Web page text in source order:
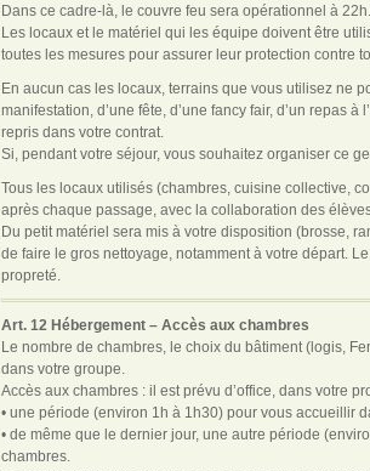
Dans ce cadre-là, le couvre feu sera opérationnel à 22h.
Les locaux et le matériel qui les équipe doivent être
toutes les mesures pour assurer leur protection contre
En aucun cas les locaux, terrains que vous utilisez ne
manifestation, d’une fête, d’une fancy fair, d’un repas
repris dans votre contrat.
Si, pendant votre séjour, vous souhaitez organiser ce
Tous les locaux utilisés (chambres, cuisine collective,
après chaque passage, avec la collaboration des
Du petit matériel sera mis à votre disposition (brosse,
de faire le gros nettoyage, notamment à votre départ.
propreté.
Art. 12 Hébergement – Accès aux chambres
Le nombre de chambres, le choix du bâtiment (logis,
dans votre groupe.
Accès aux chambres : il est prévu d’office, dans votre
• une période (environ 1h à 1h30) pour vous accueillir
• de même que le dernier jour, une autre période
chambres.